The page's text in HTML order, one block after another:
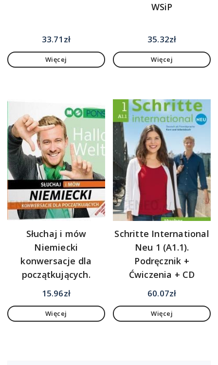
33.71 zł
Więcej
WSiP
35.32zł
Więcej
Słuchaj i mów
Niemiecki
konwersacje dla
początkujących.
15.96zł
Więcej
Schritte International
Neu 1 (A1.1).
Podręcznik +
Ćwiczenia + CD
60.07zł
Więcej